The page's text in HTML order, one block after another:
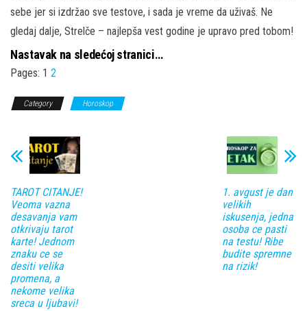
sebe jer si izdržao sve testove, i sada je vreme da uživaš. Ne
gledaj dalje, Strelče – najlepša vest godine je upravo pred tobom!
Nastavak na sledećoj stranici…
Pages: 1 2
Category Horoskop
TAROT CITANJE!
Veoma vazna
desavanja vam
otkrivaju tarot
karte! Jednom
znaku ce se
desiti velika
promena, a
nekome velika
sreca u ljubavi!
1. avgust je dan
velikih
iskusenja, jedna
osoba ce pasti
na testu! Ribe
budite spremne
na rizik!